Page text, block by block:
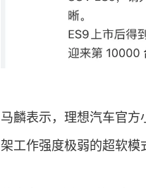
马麟表示，理想汽车官方
架工作强度极弱的超软模